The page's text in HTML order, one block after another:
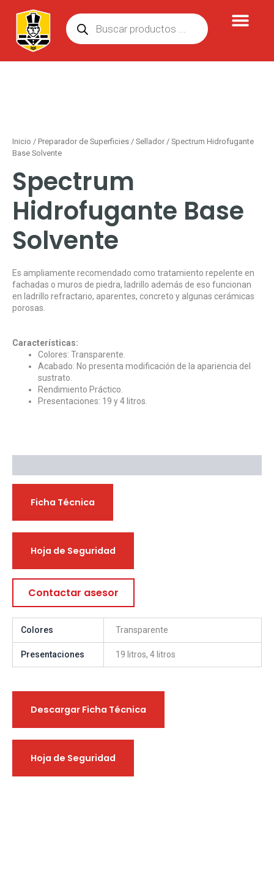
contenido
de
productos
Inicio / Preparador de Superficies / Sellador / Spectrum Hidrofugante
Base Solvente
Spectrum
Hidrofugante Base
Solvente
Es ampliamente recomendado como tratamiento repelente en
fachadas o muros de piedra, ladrillo además de eso funcionan
en ladrillo refractario, aparentes, concreto y algunas cerámicas
porosas.
Características:
Colores: Transparente.
Acabado: No presenta modificación de la apariencia del
sustrato.
Rendimiento Práctico.
Presentaciones: 19 y 4 litros.
Ficha Técnica
Hoja de Seguridad
Contactar asesor
Colores Transparente
Presentaciones 19 litros, 4 litros
Descargar Ficha Técnica
Hoja de Seguridad